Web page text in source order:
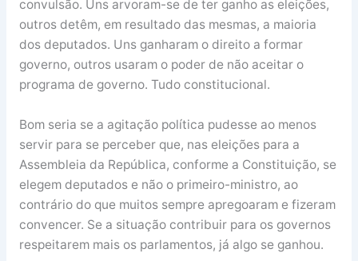
convulsão. Uns arvoram-se de ter ganho as eleições,
outros detêm, em resultado das mesmas, a maioria
dos deputados. Uns ganharam o direito a formar
governo, outros usaram o poder de não aceitar o
programa de governo. Tudo constitucional.
Bom seria se a agitação política pudesse ao menos
servir para se perceber que, nas eleições para a
Assembleia da República, conforme a Constituição, se
elegem deputados e não o primeiro-ministro, ao
contrário do que muitos sempre apregoaram e fizeram
convencer. Se a situação contribuir para os governos
respeitarem mais os parlamentos, já algo se ganhou.